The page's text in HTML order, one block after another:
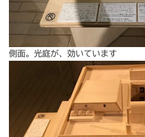
側面。光庭が、効いています